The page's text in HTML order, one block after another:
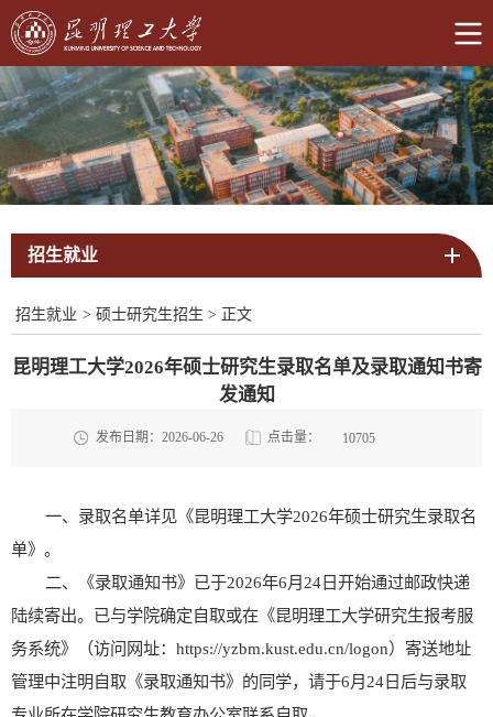
招生就业
招生就业 > 硕士研究生招生 > 正文
昆明理工大学2026年硕士研究生录取名单及录取通知书寄
发通知
发布日期：2026-06-26 点击量： 10705
一、录取名单详见《昆明理工大学2026年硕士研究生录取名
单》。
二、《录取通知书》 已于2026年6月 24日开始通过邮政快递
陆续寄出。已与学院确定自取或在《昆明理工大学研究生报考服
务系统》（访问网址： https://yzbm.kust.edu.cn/logon）寄送地址
管理中注明自取《录取通知书》的同学，请于6月 24日后与录取